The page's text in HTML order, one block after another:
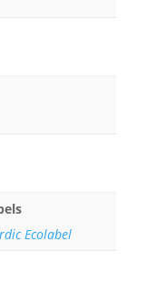
Ecolabel